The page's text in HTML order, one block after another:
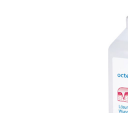
1 g enthält 25 mg Povidon-
verfügbares Iod,
25:75 in verflüssigtem Treibgas